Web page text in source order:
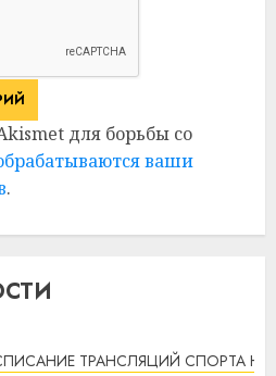
для борьбы со
ваши
.
ТРАНСЛЯЦИЙ СПОРТА НА